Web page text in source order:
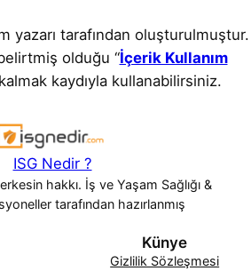
yazarı tarafından oluşturulmuştur.
olduğu “İçerik Kullanım
kaydıyla kullanabilirsiniz.
ISG Nedir ?
hakkı. İş ve Yaşam Sağlığı &
tarafından hazırlanmış
Künye
Gizlilik Sözleşmesi